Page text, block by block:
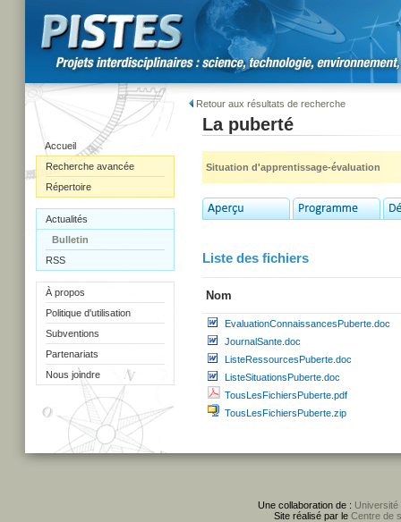
Accueil
Recherche avancée
Répertoire
Actualités
Bulletin
RSS
À propos
Politique d'utilisation
Subventions
Partenariats
Nous joindre
Retour aux résultats de recherche
La puberté
Situation d'apprentissage-évaluation
Liste des fichiers
Nom
EvaluationConnaissancesPuberte.doc
JournalSante.doc
ListeRessourcesPuberte.doc
ListeSituationsPuberte.doc
TousLesFichiersPuberte.pdf
TousLesFichiersPuberte.zip
Une collaboration de : Université
Site réalisé par le Centre de